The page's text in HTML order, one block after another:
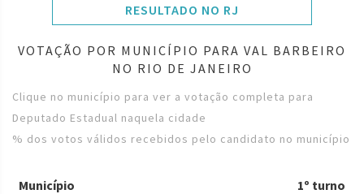
RESULTADO NO RJ
VOTAÇÃO POR MUNICÍPIO PARA VAL BARBEIRO
NO RIO DE JANEIRO
Clique no município para ver a votação completa para
Deputado Estadual naquela cidade
% dos votos válidos recebidos pelo candidato no município
Município 1º turno